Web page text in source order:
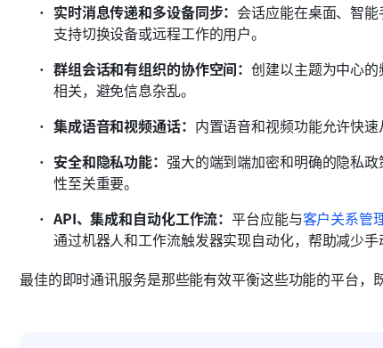
实时消息传递和多设备同步： 会话应能在桌面、智
支持切换设备或远程工作的用户。
群组会话和有组织的协作空间：创建以主题为中心
相关，避免信息杂乱。
集成语音和视频通话： 内置语音和视频功能允许快
安全和隐私功能： 强大的端到端加密和明确的隐私
性至关重要。
API、集成和自动化工作流：平台应能与客户关系管
通过机器人和工作流触发器实现自动化，帮助减少手
最佳的即时通讯服务是那些能有效平衡这些功能的平台，